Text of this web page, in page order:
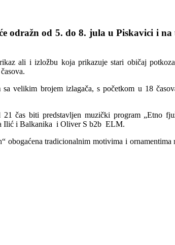
odražn od 5. do 8. jula u Piskavici i
ali i izložbu koja prikazuje stari običaj
velikim brojem izlagača, s početkom u 18
čas biti predstavljen muzički program „Etno
Ilić i Balkanika i Oliver S b2b ELM.
tradicionalnim motivima i